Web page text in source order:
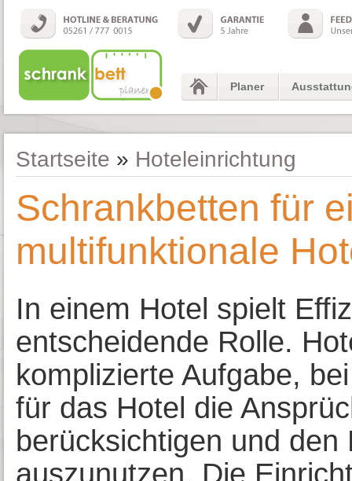
Planer
Startseite » Hoteleinrichtung
Schrankbetten für
multifunktionale
In einem Hotel spielt
entscheidende Rolle.
komplizierte Aufgabe,
für das Hotel die
berücksichtigen und
auszunutzen. Die